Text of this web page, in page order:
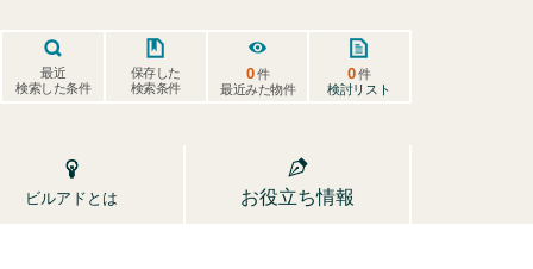
最近
検索した条件
保存した
検索条件
0件
最近みた物件
0件
検討リスト
ビルアドとは お役立ち情報